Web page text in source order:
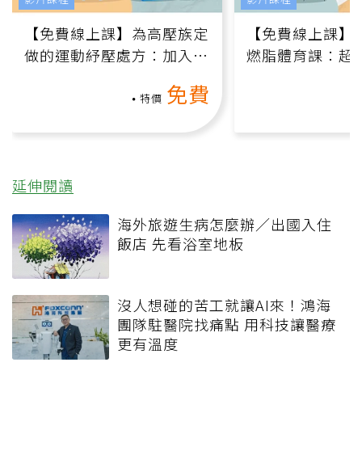
【免費線上課】為高壓族定
做的運動紓壓處方：加入行
特價 免費
【免費線上課
燃脂體育課：超
延伸閱讀
海外旅遊生病怎麼辦／出國入住
飯店 先看浴室地板
沒人想碰的苦工就讓AI來！鴻海
團隊駐醫院找痛點 用科技讓醫療
更有溫度